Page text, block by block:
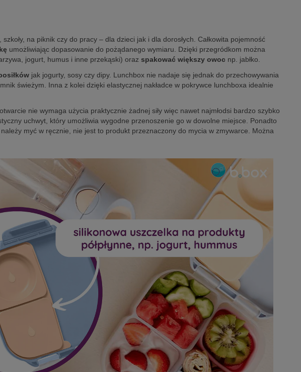
na piknik czy do pracy – dla dzieci jak i dla dorosłych. Całkowita pojemność
umożliwiając dopasowanie do pożądanego wymiaru. Dzięki przegródkom można
jogurt, humus i inne przekąski) oraz spakować większy owoc np. jabłko.
jak jogurty, sosy czy dipy. Lunchbox nie nadaje się jednak do przechowywania
świeżym. Inna z kolei dzięki elastycznej nakładce w pokrywce lunchboxa idealnie
nie wymaga użycia praktycznie żadnej siły więc nawet najmłodsi bardzo szybko
uchwyt, który umożliwia wygodne przenoszenie go w dowolne miejsce. Ponadto
myć w ręcznie, nie jest to produkt przeznaczony do mycia w zmywarce. Można